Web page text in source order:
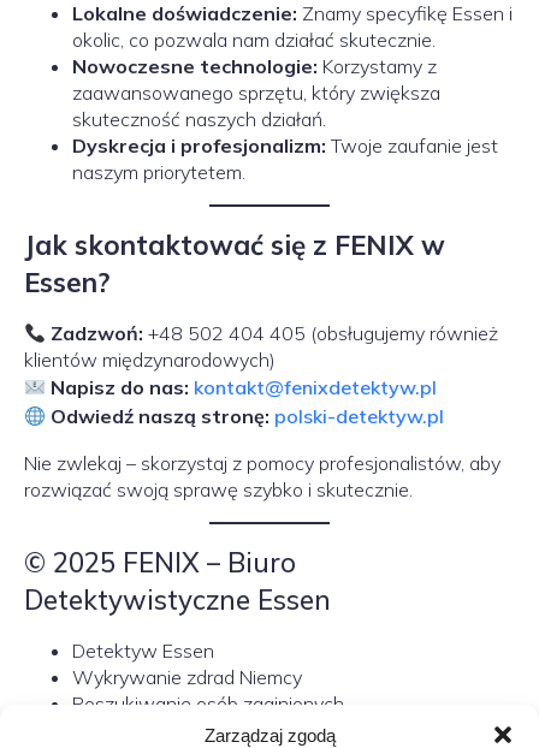
Zarządzaj zgodą
Lokalne doświadczenie: Znamy specyfikę Essen i
okolic, co pozwala nam działać skutecznie.
Nowoczesne technologie: Korzystamy z
zaawansowanego sprzętu, który zwiększa
skuteczność naszych działań.
Dyskrecja i profesjonalizm: Twoje zaufanie jest
naszym priorytetem.
Jak skontaktować się z FENIX w
Essen?
Zadzwoń: +48 502 404 405 (obsługujemy również
klientów międzynarodowych)
Napisz do nas: kontakt@fenixdetektyw.pl
Odwiedź naszą stronę: polski-detektyw.pl
Nie zwlekaj – skorzystaj z pomocy profesjonalistów, aby
rozwiązać swoją sprawę szybko i skutecznie.
© 2025 FENIX – Biuro
Detektywistyczne Essen
Detektyw Essen
Wykrywanie zdrad Niemcy
Poszukiwanie osób zaginionych